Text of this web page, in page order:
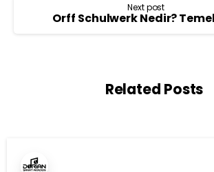
Next post
Related Posts